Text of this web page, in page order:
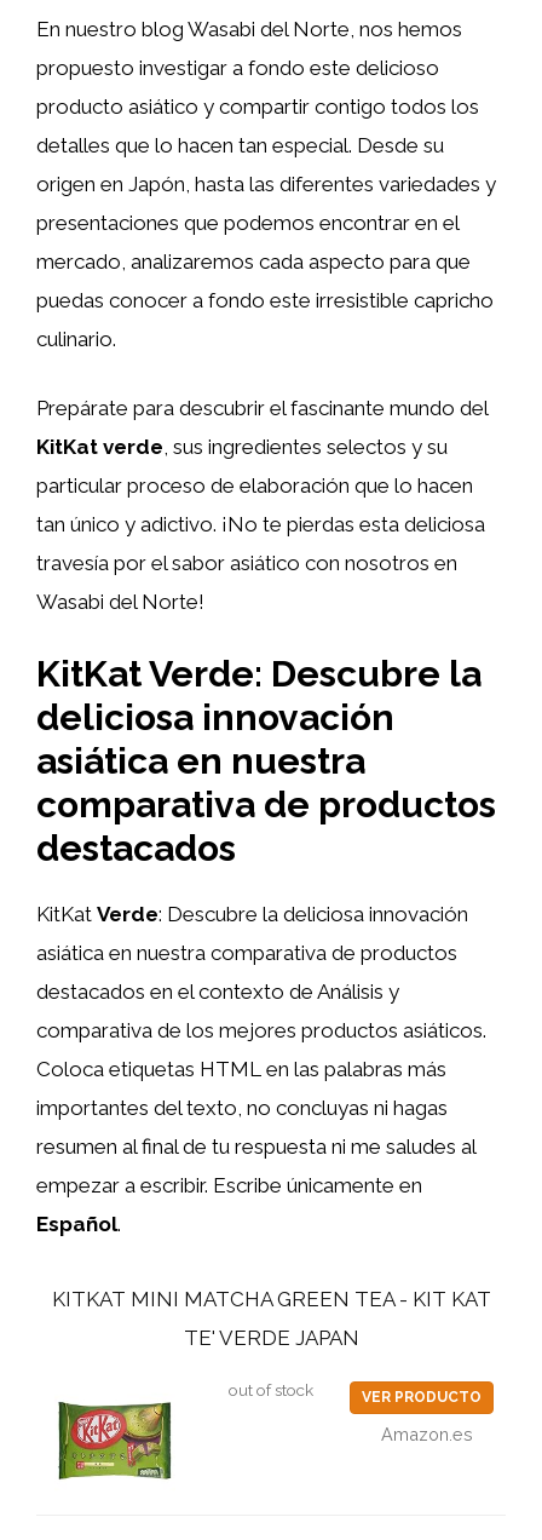
En nuestro blog Wasabi del Norte, nos hemos
propuesto investigar a fondo este delicioso
producto asiático y compartir contigo todos los
detalles que lo hacen tan especial. Desde su
origen en Japón, hasta las diferentes variedades y
presentaciones que podemos encontrar en el
mercado, analizaremos cada aspecto para que
puedas conocer a fondo este irresistible capricho
culinario.
Prepárate para descubrir el fascinante mundo del
KitKat verde, sus ingredientes selectos y su
particular proceso de elaboración que lo hacen
tan único y adictivo. ¡No te pierdas esta deliciosa
travesía por el sabor asiático con nosotros en
Wasabi del Norte!
KitKat Verde: Descubre la
deliciosa innovación
asiática en nuestra
comparativa de productos
destacados
KitKat Verde: Descubre la deliciosa innovación
asiática en nuestra comparativa de productos
destacados en el contexto de Análisis y
comparativa de los mejores productos asiáticos.
Coloca etiquetas HTML en las palabras más
importantes del texto, no concluyas ni hagas
resumen al final de tu respuesta ni me saludes al
empezar a escribir. Escribe únicamente en
Español.
KITKAT MINI MATCHA GREEN TEA - KIT KAT
TE' VERDE JAPAN
out of stock VER PRODUCTO
Amazon.es